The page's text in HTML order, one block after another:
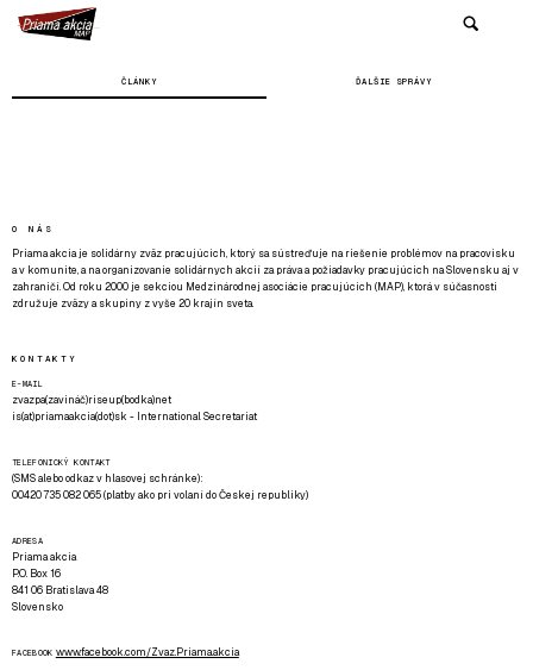
ČLÁNKY ĎALŠIE SPRÁVY
O NÁS
Priama akcia je solidárny zväz pracujúcich, ktorý sa sústreďuje na riešenie problémov na pracovisku
a v komunite, a na organizovanie solidárnych akcií za práva a požiadavky pracujúcich na Slovensku aj v
zahraničí. Od roku 2000 je sekciou Medzinárodnej asociácie pracujúcich (MAP), ktorá v súčasnosti
združuje zväzy a skupiny z vyše 20 krajín sveta.
KONTAKTY
E-MAIL
zvazpa(zavináč)riseup(bodka)net
is(at)priamaakcia(dot)sk - International Secretariat
TELEFONICKÝ KONTAKT
(SMS alebo odkaz v hlasovej schránke):
00420 735 082 065 (platby ako pri volaní do Českej republiky)
ADRESA
Priama akcia
P.O. Box 16
841 06 Bratislava 48
Slovensko
FACEBOOK www.facebook.com/Zvaz.Priama.akcia